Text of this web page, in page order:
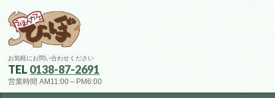
お気軽にお問い合わせください
TEL 0138-87-2691
営業時間 AM11:00～PM6:00